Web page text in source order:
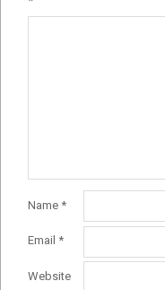
Name *
Email *
Website